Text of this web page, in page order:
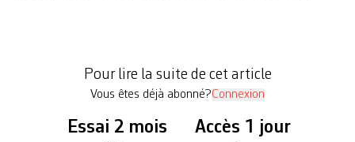
Pour lire la suite de cet article
Vous êtes déjà abonné?Connexion
Essai 2 mois Accès 1 jour